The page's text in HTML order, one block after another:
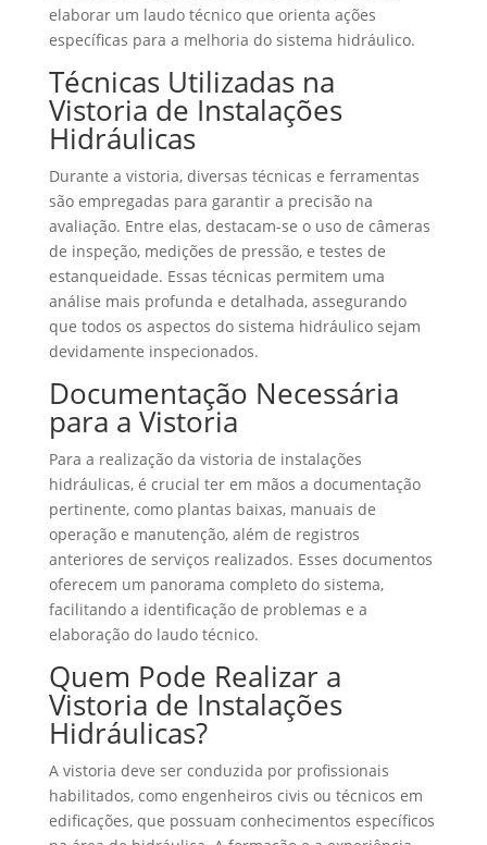
elaborar um laudo técnico que orienta ações
específicas para a melhoria do sistema hidráulico.
Técnicas Utilizadas na
Vistoria de Instalações
Hidráulicas
Durante a vistoria, diversas técnicas e ferramentas
são empregadas para garantir a precisão na
avaliação. Entre elas, destacam-se o uso de câmeras
de inspeção, medições de pressão, e testes de
estanqueidade. Essas técnicas permitem uma
análise mais profunda e detalhada, assegurando
que todos os aspectos do sistema hidráulico sejam
devidamente inspecionados.
Documentação Necessária
para a Vistoria
Para a realização da vistoria de instalações
hidráulicas, é crucial ter em mãos a documentação
pertinente, como plantas baixas, manuais de
operação e manutenção, além de registros
anteriores de serviços realizados. Esses documentos
oferecem um panorama completo do sistema,
facilitando a identificação de problemas e a
elaboração do laudo técnico.
Quem Pode Realizar a
Vistoria de Instalações
Hidráulicas?
A vistoria deve ser conduzida por profissionais
habilitados, como engenheiros civis ou técnicos em
edificações, que possuam conhecimentos específicos